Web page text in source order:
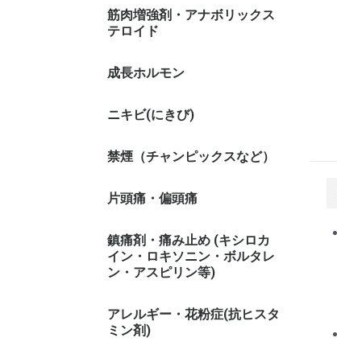
筋肉増強剤・アナボリックス
テロイド
成長ホルモン
ニキビ(にきび)
禁煙（チャンピックスなど）
片頭痛・偏頭痛
鎮痛剤・痛み止め (キシロカ
イン・ロキソニン・ボルタレ
ン・アスピリン等)
アレルギー・花粉症(抗ヒスタ
ミン剤)